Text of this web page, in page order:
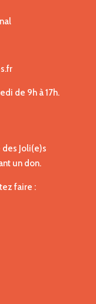
de 9h à 17h.
Joli(e)s
un don.
faire :